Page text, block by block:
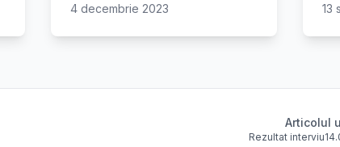
4 decembrie 2023 13
Articolul
Rezultat